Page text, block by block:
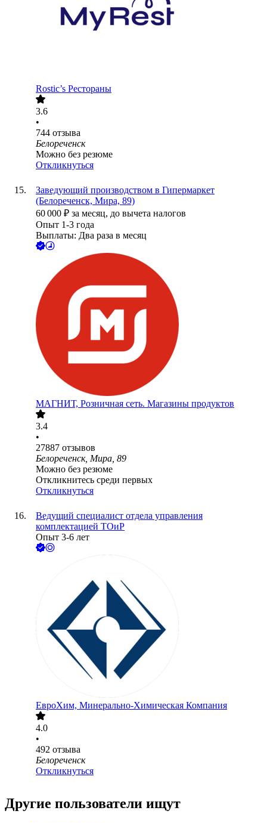
Rostic’s Рестораны
3.6
•
744 отзыва
Белореченск
Можно без резюме
Откликнуться
Заведующий производством в Гипермаркет
(Белореченск, Мира, 89)
60 000 ₽ за месяц, до вычета налогов
Опыт 1-3 года
Выплаты: Два раза в месяц
МАГНИТ, Розничная сеть. Магазины продуктов
3.4
•
27887 отзывов
Белореченск, Мира, 89
Можно без резюме
Откликнитесь среди первых
Откликнуться
Ведущий специалист отдела управления
комплектацией ТОиР
Опыт 3-6 лет
ЕвроХим, Минерально-Химическая Компания
4.0
•
492 отзыва
Белореченск
Откликнуться
Другие пользователи ищут